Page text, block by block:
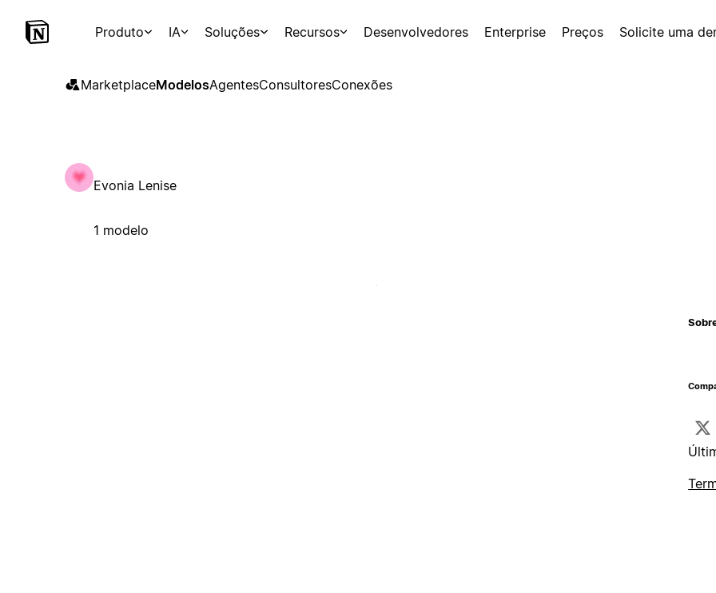
Produto IA Soluções Recursos Desenvolvedores Enterprise Preços Solicite uma
MarketplaceModelosAgentesConsultoresConexões
Evonia Lenise
1 modelo